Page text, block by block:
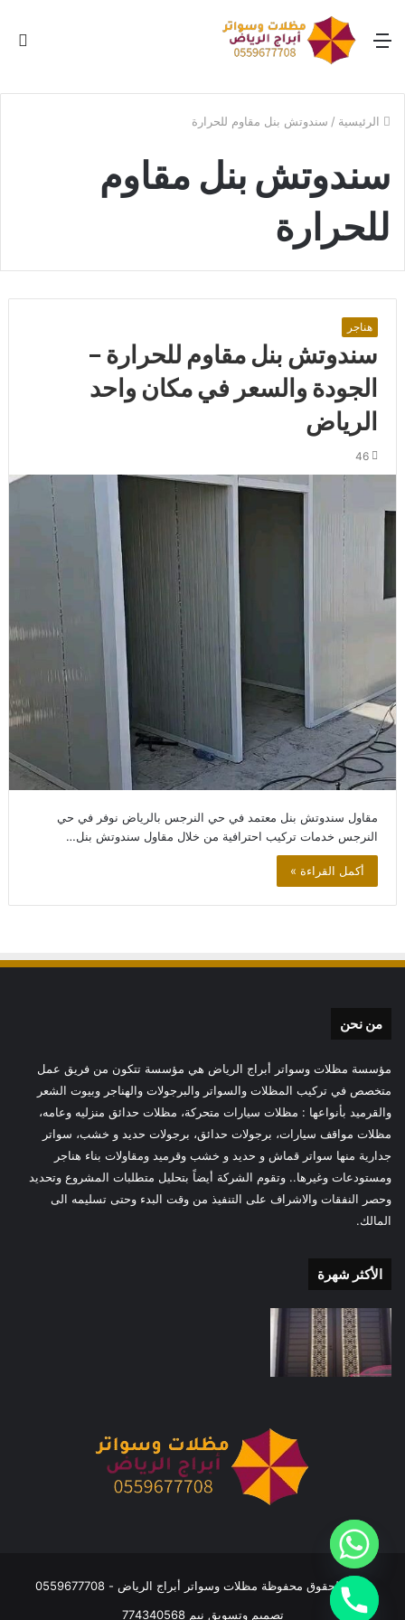
القائمة
الرئيسية / سندوتش بنل مقاوم للحرارة
سندوتش بنل مقاوم
للحرارة
هناجر
سندوتش بنل مقاوم للحرارة –
الجودة والسعر في مكان واحد
الرياض
46
مقاول سندوتش بنل معتمد في حي النرجس بالرياض نوفر في حي
النرجس خدمات تركيب احترافية من خلال مقاول سندوتش بنل…
أكمل القراءة »
من نحن
مؤسسة مظلات وسواتر أبراج الرياض هي مؤسسة تتكون من فريق عمل
متخصص في تركيب المظلات والسواتر والبرجولات والهناجر وبيوت الشعر
والقرميد بأنواعها : مظلات سيارات متحركة، مظلات حدائق منزليه وعامه،
مظلات مواقف سيارات، برجولات حدائق، برجولات حديد و خشب، سواتر
جدارية منها سواتر قماش و حديد و خشب وقرميد ومقاولات بناء هناجر
ومستودعات وغيرها.. وتقوم الشركة أيضاً بتحليل متطلبات المشروع وتحديد
وحصر النفقات والاشراف على التنفيذ من وقت البدء وحتى تسليمه الى
المالك.
الأكثر شهرة
جميع الحقوق محفوظة مظلات وسواتر أبراج الرياض - 0559677708
تصميم وتسويق نيم 774340568